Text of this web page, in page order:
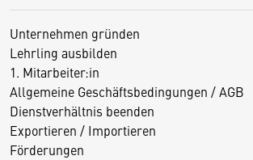
Unternehmen gründen
Lehrling ausbilden
1. Mitarbeiter:in
Allgemeine Geschäftsbedingungen / AGB
Dienstverhältnis beenden
Exportieren / Importieren
Förderungen